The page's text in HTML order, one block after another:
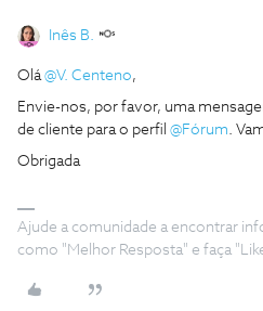
Inês B.
Olá@V. Centeno,
Envie-nos, por favor, uma
de cliente para o perfil @Fórum.
Obrigada
Ajude a comunidade a encontrar
como "Melhor Resposta" e faça